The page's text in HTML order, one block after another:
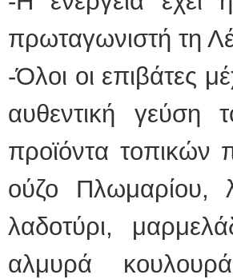
πρωταγωνιστή τη
-Όλοι οι επιβάτες
αυθεντική γεύση
προϊόντα τοπικών
ούζο Πλωμαρίου,
λαδοτύρι,
αλμυρά